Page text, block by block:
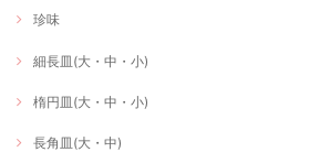
珍味
細長皿(大・中・小)
楕円皿(大・中・小)
長角皿(大・中)